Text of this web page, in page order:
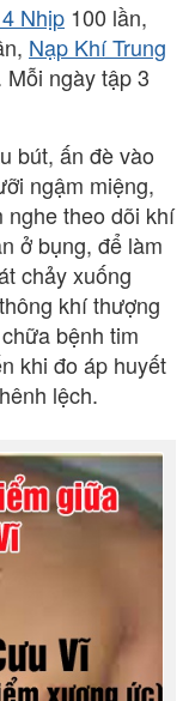
Nhịp 100 lần,
Nạp Khí Trung
Mỗi ngày tập 3
bút, ấn đè vào
ngậm miệng,
nghe theo dõi khí
ở bụng, để làm
chảy xuống
khí thượng
bệnh tim
khi đo áp huyết
lệch.